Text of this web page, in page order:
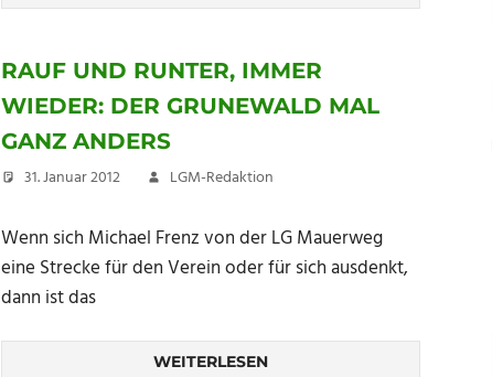
RAUF UND RUNTER, IMMER
WIEDER: DER GRUNEWALD MAL
GANZ ANDERS
31. Januar 2012 LGM-Redaktion
Wenn sich Michael Frenz von der LG Mauerweg
eine Strecke für den Verein oder für sich ausdenkt,
dann ist das
WEITERLESEN